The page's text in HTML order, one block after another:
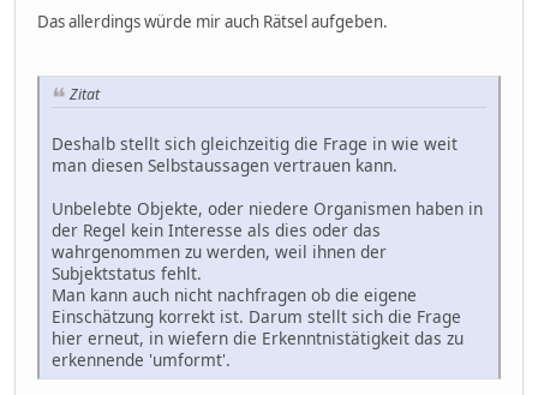
Das allerdings würde mir auch Rätsel aufgeben.
Zitat
Deshalb stellt sich gleichzeitig die Frage in wie weit
man diesen Selbstaussagen vertrauen kann.
Unbelebte Objekte, oder niedere Organismen haben in
der Regel kein Interesse als dies oder das
wahrgenommen zu werden, weil ihnen der
Subjektstatus fehlt.
Man kann auch nicht nachfragen ob die eigene
Einschätzung korrekt ist. Darum stellt sich die Frage
hier erneut, in wiefern die Erkenntnistätigkeit das zu
erkennende 'umformt'.